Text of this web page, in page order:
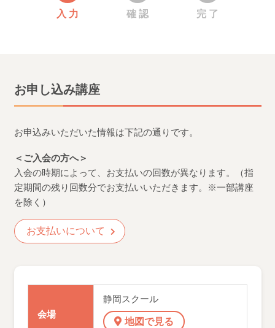
入 力 確 認 完 了
お申し込み講座
お申込みいただいた情報は下記の通りです。
＜ご入会の方へ＞
入会の時期によって、お支払いの回数が異なります。（指
定期間の残り回数分でお支払いいただきます。※一部講座
を除く）
お支払いについて
会場
静岡スクール
地図で見る